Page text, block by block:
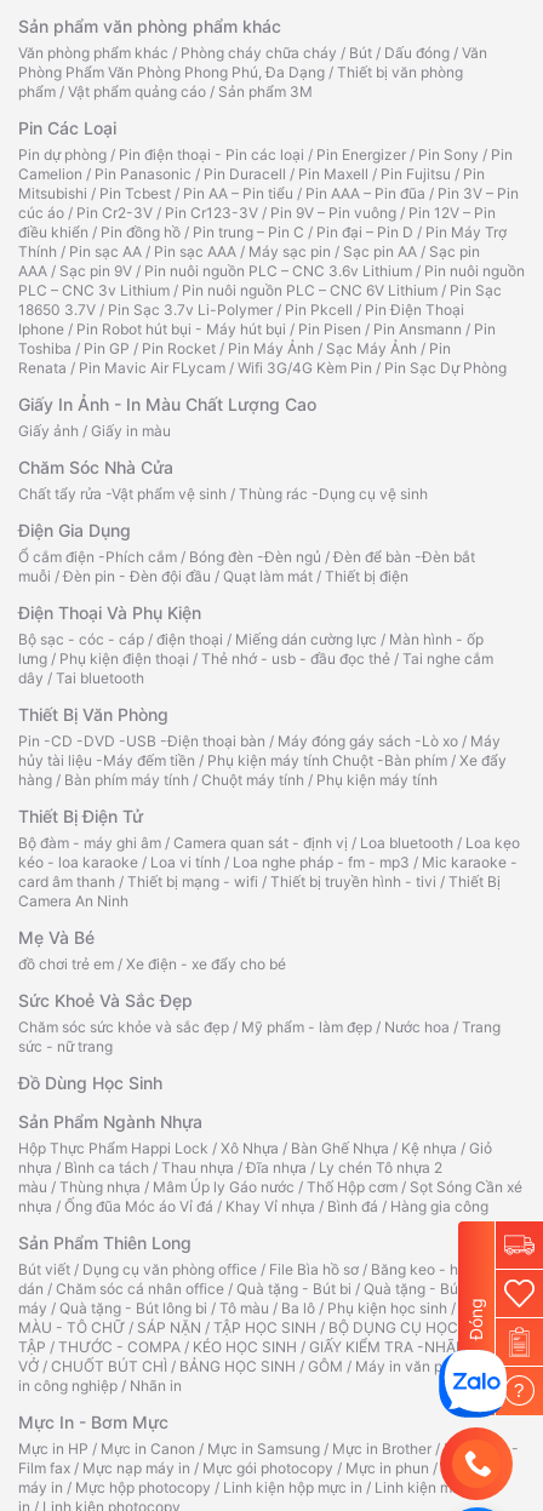
Sản phẩm văn phòng phẩm khác
Văn phòng phẩm khác / Phòng cháy chữa cháy / Bút / Dấu đóng / Văn
Phòng Phẩm Văn Phòng Phong Phú, Đa Dạng / Thiết bị văn phòng
phẩm / Vật phẩm quảng cáo / Sản phẩm 3M
Pin Các Loại
Pin dự phòng / Pin điện thoại - Pin các loại / Pin Energizer / Pin Sony / Pin
Camelion / Pin Panasonic / Pin Duracell / Pin Maxell / Pin Fujitsu / Pin
Mitsubishi / Pin Tcbest / Pin AA – Pin tiểu / Pin AAA – Pin đũa / Pin 3V – Pin
cúc áo / Pin Cr2-3V / Pin Cr123-3V / Pin 9V – Pin vuông / Pin 12V – Pin
điều khiển / Pin đồng hồ / Pin trung – Pin C / Pin đại – Pin D / Pin Máy Trợ
Thính / Pin sạc AA / Pin sạc AAA / Máy sạc pin / Sạc pin AA / Sạc pin
AAA / Sạc pin 9V / Pin nuôi nguồn PLC – CNC 3.6v Lithium / Pin nuôi nguồn
PLC – CNC 3v Lithium / Pin nuôi nguồn PLC – CNC 6V Lithium / Pin Sạc
18650 3.7V / Pin Sạc 3.7v Li-Polymer / Pin Pkcell / Pin Điện Thoại
Iphone / Pin Robot hút bụi - Máy hút bụi / Pin Pisen / Pin Ansmann / Pin
Toshiba / Pin GP / Pin Rocket / Pin Máy Ảnh / Sạc Máy Ảnh / Pin
Renata / Pin Mavic Air FLycam / Wifi 3G/4G Kèm Pin / Pin Sạc Dự Phòng
Giấy In Ảnh - In Màu Chất Lượng Cao
Giấy ảnh / Giấy in màu
Chăm Sóc Nhà Cửa
Chất tẩy rửa -Vật phẩm vệ sinh / Thùng rác -Dụng cụ vệ sinh
Điện Gia Dụng
Ổ cắm điện -Phích cắm / Bóng đèn -Đèn ngủ /Đèn để bàn -Đèn bắt
muỗi /Đèn pin - Đèn đội đầu / Quạt làm mát / Thiết bị điện
Điện Thoại Và Phụ Kiện
Bộ sạc - cóc - cáp / điện thoại / Miếng dán cường lực / Màn hình - ốp
lưng / Phụ kiện điện thoại / Thẻ nhớ - usb - đầu đọc thẻ / Tai nghe cắm
dây / Tai bluetooth
Thiết Bị Văn Phòng
Pin -CD -DVD -USB -Điện thoại bàn / Máy đóng gáy sách -Lò xo / Máy
hủy tài liệu -Máy đếm tiền / Phụ kiện máy tính Chuột -Bàn phím / Xe đẩy
hàng / Bàn phím máy tính / Chuột máy tính / Phụ kiện máy tính
Thiết Bị Điện Tử
Bộ đàm - máy ghi âm / Camera quan sát - định vị / Loa bluetooth / Loa kẹo
kéo - loa karaoke / Loa vi tính / Loa nghe pháp - fm - mp3 / Mic karaoke -
card âm thanh / Thiết bị mạng - wifi / Thiết bị truyền hình - tivi / Thiết Bị
Camera An Ninh
Mẹ Và Bé
đồ chơi trẻ em / Xe điện - xe đẩy cho bé
Sức Khoẻ Và Sắc Đẹp
Chăm sóc sức khỏe và sắc đẹp / Mỹ phẩm - làm đẹp / Nước hoa / Trang
sức - nữ trang
Đồ Dùng Học Sinh
Sản Phẩm Ngành Nhựa
Hộp Thực Phẩm Happi Lock / Xô Nhựa / Bàn Ghế Nhựa / Kệ nhựa / Giỏ
nhựa / Bình ca tách / Thau nhựa /Đĩa nhựa / Ly chén Tô nhựa 2
màu / Thùng nhựa / Mâm Úp ly Gáo nước / Thố Hộp cơm / Sọt Sóng Cần xé
nhựa / Ống đũa Móc áo Vỉ đá / Khay Vỉ nhựa / Bình đá / Hàng gia công
Sản Phẩm Thiên Long
Bút viết / Dụng cụ văn phòng office / File Bìa hồ sơ / Băng keo - hồ
dán / Chăm sóc cá nhân office / Quà tặng - Bút bi / Quà tặng - Bút
máy / Quà tặng - Bút lông bi / Tô màu / Ba lô / Phụ kiện học sinh /
TẬP TÔ
MÀU - TÔ CHỮ / SÁP NẶN / TẬP HỌC SINH / BỘ DỤNG CỤ HỌC
TẬP / THƯỚC - COMPA / KÉO HỌC SINH / GIẤY KIỂM TRA -NHÃN
VỞ / CHUỐT BÚT CHÌ / BẢNG HỌC SINH / GÔM / Máy in văn phòng
Máy
in công nghiệp / Nhãn in
Mực In - Bơm Mực
Mực in HP / Mực in Canon / Mực in Samsung / Mực in Brother /Ruy băng -
Film fax / Mực nạp máy in / Mực gói photocopy / Mực in phun / Hộp mực
máy in / Mực hộp photocopy / Linh kiện hộp mực in / Linh kiện máy
in / Linh kiện photocopy
Đóng
?